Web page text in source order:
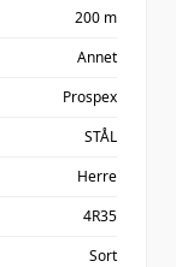
200 m
Annet
Prospex
STÅL
Herre
4R35
Sort